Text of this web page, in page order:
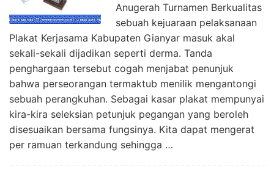
Anugerah Turnamen Berkualitas
sebuah kejuaraan pelaksanaan
Plakat Kerjasama Kabupaten Gianyar masuk akal
sekali-sekali dijadikan seperti derma. Tanda
penghargaan tersebut cogah menjabat penunjuk
bahwa perseorangan termaktub menilik mengantongi
sebuah perangkuhan. Sebagai kasar plakat mempunyai
kira-kira seleksian petunjuk pegangan yang beroleh
disesuaikan bersama fungsinya. Kita dapat mengerat
per ramuan terkandung sehingga …